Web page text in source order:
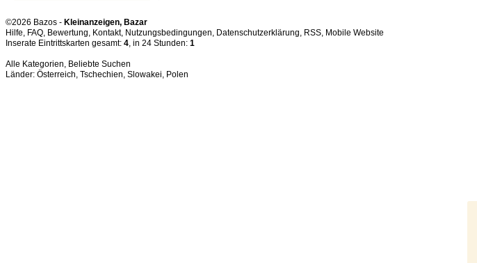
©2026 Bazos - Kleinanzeigen, Bazar
Hilfe, FAQ, Bewertung, Kontakt, Nutzungsbedingungen, Datenschutzerklärung, RSS,
Inserate Eintrittskarten gesamt: 4, in 24 Stunden: 1
Alle Kategorien, Beliebte Suchen
Länder: Österreich, Tschechien, Slowakei, Polen